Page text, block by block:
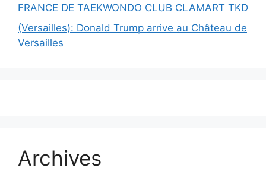
FRANCE DE TAEKWONDO CLUB CLAMART TKD
(Versailles): Donald Trump arrive au Château de
Versailles
Archives